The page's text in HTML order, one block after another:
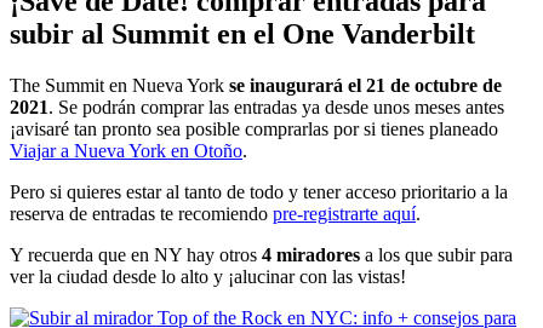
subir al Summit en el One Vanderbilt
The Summit en Nueva York se inaugurará el 21 de octubre de
2021. Se podrán comprar las entradas ya desde unos meses antes
¡avisaré tan pronto sea posible comprarlas por si tienes planeado
Viajar a Nueva York en Otoño.
Pero si quieres estar al tanto de todo y tener acceso prioritario a la
reserva de entradas te recomiendo pre-registrarte aquí.
Y recuerda que en NY hay otros 4 miradores a los que subir para
ver la ciudad desde lo alto y ¡alucinar con las vistas!